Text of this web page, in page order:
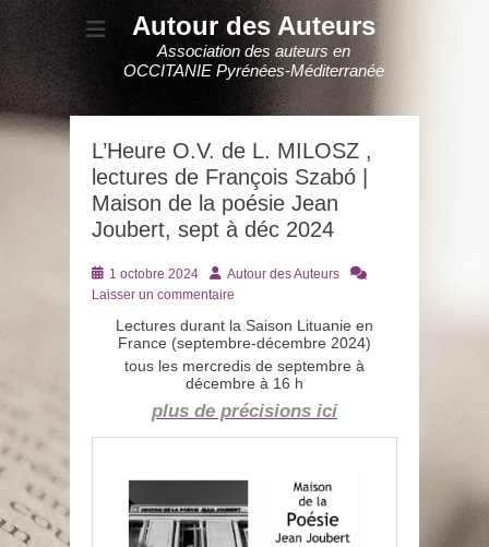
Autour des Auteurs
Association des auteurs en
OCCITANIE Pyrénées-Méditerranée
L’Heure O.V. de L. MILOSZ ,
lectures de François Szabó |
Maison de la poésie Jean
Joubert, sept à déc 2024
Posté
le
1 octobre 2024 AuteurAutour des Auteurs
Laisser un commentaire
Lectures durant la Saison Lituanie en
France (septembre-décembre 2024)
tous les mercredis de septembre à
décembre à 16 h
plus de précisions ici